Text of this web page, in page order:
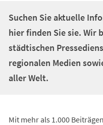
Suchen Sie aktuelle
hier finden Sie sie. Wir
städtischen
regionalen Medien
aller Welt.
Mit mehr als 1.000